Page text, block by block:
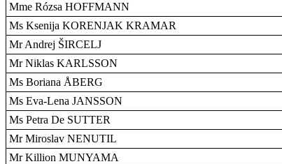
Mme Rózsa HOFFMANN
Ms Ksenija KORENJAK KRAMAR
Mr Andrej ŠIRCELJ
Mr Niklas KARLSSON
Ms Boriana ÅBERG
Ms Eva-Lena JANSSON
Ms Petra De SUTTER
Mr Miroslav NENUTIL
Mr Killion MUNYAMA